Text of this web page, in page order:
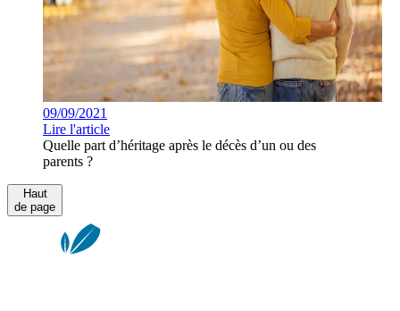
09/09/2021
Lire l'article
Quelle part d’héritage après le décès d’un ou des
parents ?
Haut
de page